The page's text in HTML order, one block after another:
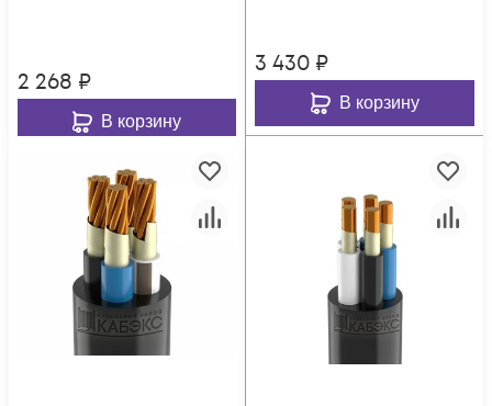
2 268 ₽
В корзину
3 430 ₽
В корзину